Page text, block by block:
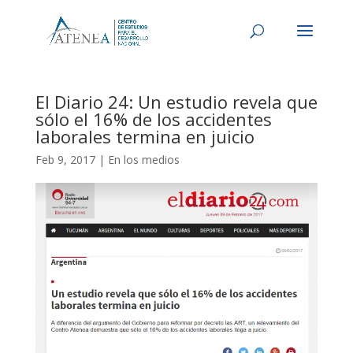
El Diario 24: Un estudio revela que
sólo el 16% de los accidentes
laborales termina en juicio
Feb 9, 2017| En los medios